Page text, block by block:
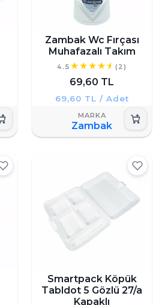
Zambak Wc Fırçası
Muhafazalı Takım
4.5 (2)
69,60 TL
69,60 TL / Adet
Zambak
Smartpack Köpük
Tabldot 5 Gözlü 27/a
Kapaklı